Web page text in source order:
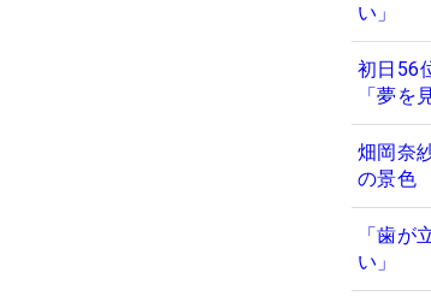
い」
初日56
「夢
畑岡奈
の景色
「歯
い」